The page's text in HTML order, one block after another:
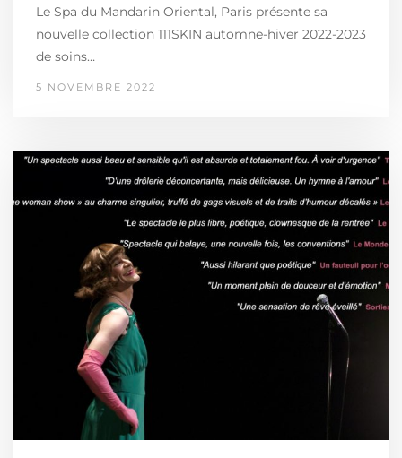
Le Spa du Mandarin Oriental, Paris présente sa
nouvelle collection 111SKIN automne-hiver 2022-2023
de soins…
5 NOVEMBRE 2022